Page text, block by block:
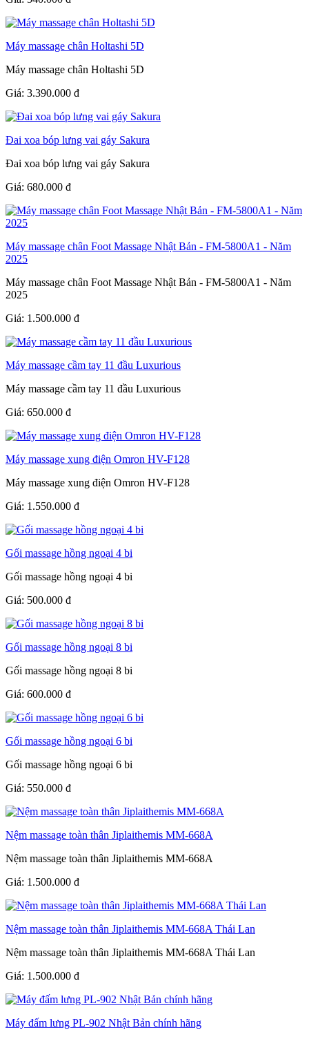
Máy massage chân Holtashi 5D
Máy massage chân Holtashi 5D
Giá: 3.390.000 đ
Đai xoa bóp lưng vai gáy Sakura
Đai xoa bóp lưng vai gáy Sakura
Giá: 680.000 đ
Máy massage chân Foot Massage Nhật Bản - FM-5800A1 - Năm
2025
Máy massage chân Foot Massage Nhật Bản - FM-5800A1 - Năm
2025
Giá: 1.500.000 đ
Máy massage cầm tay 11 đầu Luxurious
Máy massage cầm tay 11 đầu Luxurious
Giá: 650.000 đ
Máy massage xung điện Omron HV-F128
Máy massage xung điện Omron HV-F128
Giá: 1.550.000 đ
Gối massage hồng ngoại 4 bi
Gối massage hồng ngoại 4 bi
Giá: 500.000 đ
Gối massage hồng ngoại 8 bi
Gối massage hồng ngoại 8 bi
Giá: 600.000 đ
Gối massage hồng ngoại 6 bi
Gối massage hồng ngoại 6 bi
Giá: 550.000 đ
Nệm massage toàn thân Jiplaithemis MM-668A
Nệm massage toàn thân Jiplaithemis MM-668A
Giá: 1.500.000 đ
Nệm massage toàn thân Jiplaithemis MM-668A Thái Lan
Nệm massage toàn thân Jiplaithemis MM-668A Thái Lan
Giá: 1.500.000 đ
Máy đấm lưng PL-902 Nhật Bản chính hãng